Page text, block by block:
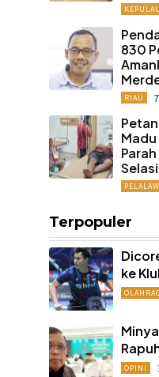
830
RIAU
Terpopuler
ke
OPINI